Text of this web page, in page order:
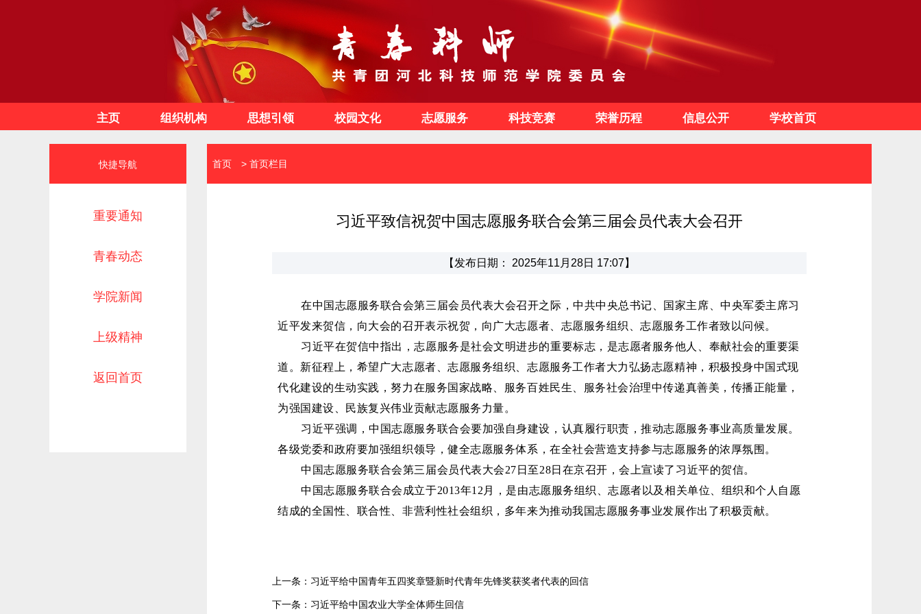
主页 组织机构 思想引领 校园文化 志愿服务 科技竞赛 荣誉历程 信息公开 学校首页
快捷导航
重要通知
青春动态
学院新闻
上级精神
返回首页
首页 > 首页栏目
习近平致信祝贺中国志愿服务联合会第三届会员代表大会召开
【发布日期： 2025年11月28日 17:07】
在中国志愿服务联合会第三届会员代表大会召开之际，中共中央总书记、国家主席、中央军委主席习
近平发来贺信，向大会的召开表示祝贺，向广大志愿者、志愿服务组织、志愿服务工作者致以问候。
习近平在贺信中指出，志愿服务是社会文明进步的重要标志，是志愿者服务他人、奉献社会的重要渠
道。新征程上，希望广大志愿者、志愿服务组织、志愿服务工作者大力弘扬志愿精神，积极投身中国式现
代化建设的生动实践，努力在服务国家战略、服务百姓民生、服务社会治理中传递真善美，传播正能量，
为强国建设、民族复兴伟业贡献志愿服务力量。
习近平强调，中国志愿服务联合会要加强自身建设，认真履行职责，推动志愿服务事业高质量发展。
各级党委和政府要加强组织领导，健全志愿服务体系，在全社会营造支持参与志愿服务的浓厚氛围。
中国志愿服务联合会第三届会员代表大会27日至28日在京召开，会上宣读了习近平的贺信。
中国志愿服务联合会成立于2013年12月，是由志愿服务组织、志愿者以及相关单位、组织和个人自愿
结成的全国性、联合性、非营利性社会组织，多年来为推动我国志愿服务事业发展作出了积极贡献。
上一条： 习近平给中国青年五四奖章暨新时代青年先锋奖获奖者代表的回信
下一条： 习近平给中国农业大学全体师生回信